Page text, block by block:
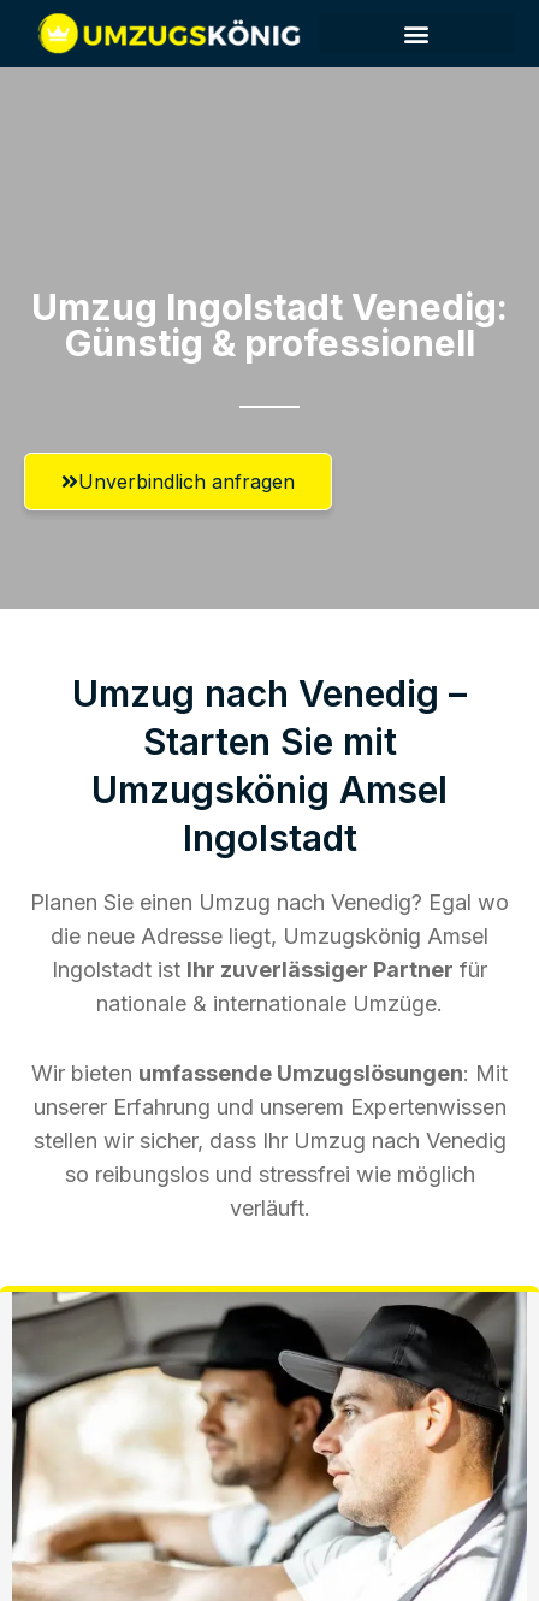
Umzug Ingolstadt​ Venedig:
Günstig & professionell​
Unverbindlich anfragen
Umzug nach Venedig –
Starten Sie mit
Umzugskönig Amsel
Ingolstadt
Planen Sie einen Umzug nach Venedig? Egal wo
die neue Adresse liegt, Umzugskönig Amsel
Ingolstadt ist Ihr zuverlässiger Partner für
nationale & internationale Umzüge.
Wir bieten umfassende Umzugslösungen: Mit
unserer Erfahrung und unserem Expertenwissen
stellen wir sicher, dass Ihr Umzug nach Venedig
so reibungslos und stressfrei wie möglich
verläuft.